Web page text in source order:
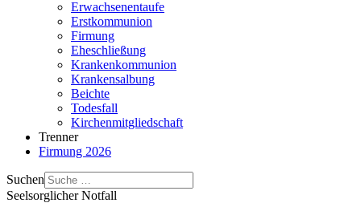
Erwachsenentaufe
Erstkommunion
Firmung
Eheschließung
Krankenkommunion
Krankensalbung
Beichte
Todesfall
Kirchenmitgliedschaft
Trenner
Firmung 2026
Suchen
Seelsorglicher Notfall